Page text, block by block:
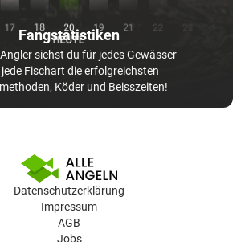
Fangstatistiken
siehst du für jedes Gewässer
Fischart die erfolgreichsten
Köder und Beisszeiten!
Datenschutzerklärung
Impressum
AGB
Jobs